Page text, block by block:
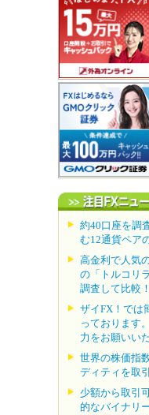
約40口座を調
む12通貨ペア
高金利で人気
の「トルコリ
調査して比較！
ザイFX！では
っております
力をお願いい
世界の株価指
ディティを取
少額から取引
的なバイナリ